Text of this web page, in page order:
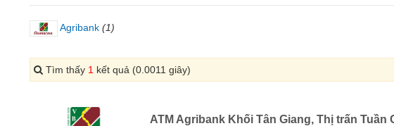
Agribank (1)
Tìm thấy 1 kết quả (0.0011 giây)
ATM Agribank Khối Tân Giang, Thị trấn Tuần